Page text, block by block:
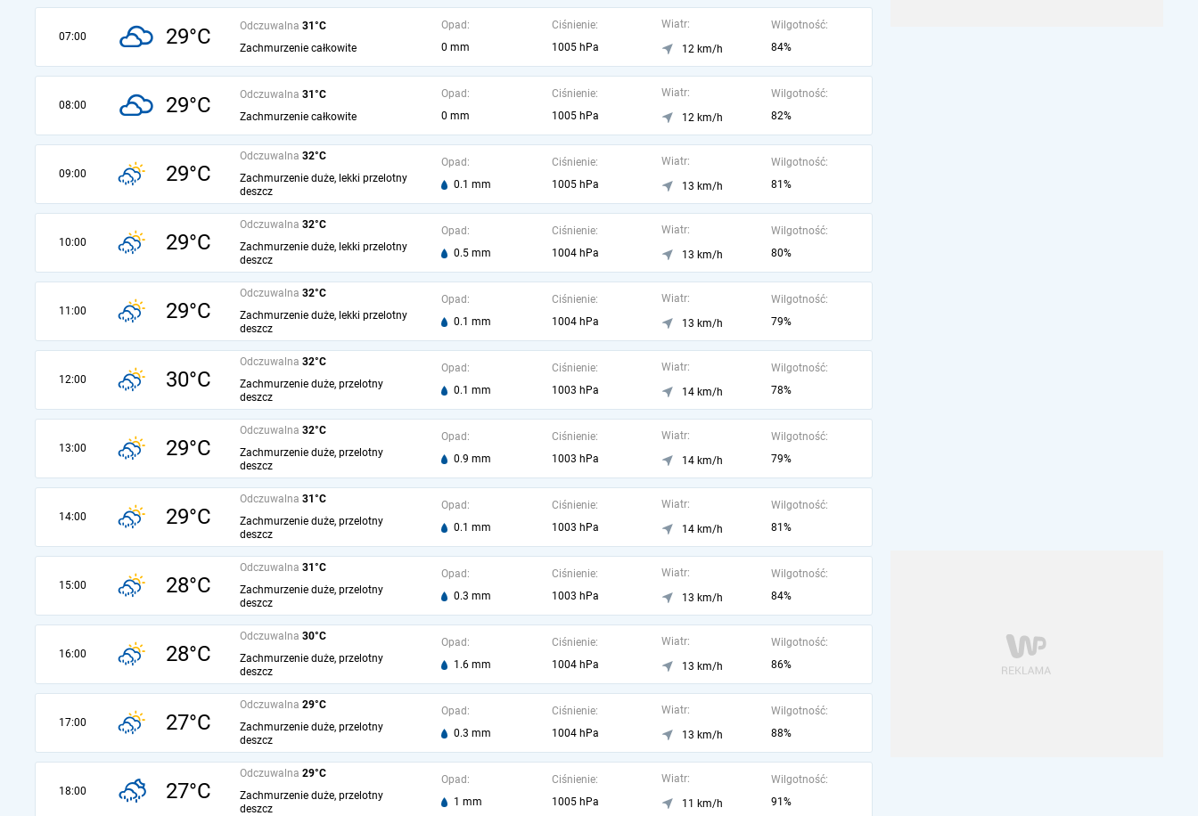
07:00 29°C Odczuwalna 31°C
Zachmurzenie całkowite
Opad:
0 mm
Ciśnienie:
1005 hPa
Wiatr:
12 km/h
Wilgotność:
84%
08:00 29°C Odczuwalna 31°C
Zachmurzenie całkowite
Opad:
0 mm
Ciśnienie:
1005 hPa
Wiatr:
12 km/h
Wilgotność:
82%
09:00 29°C
Odczuwalna 32°C
Zachmurzenie duże, lekki przelotny
deszcz
Opad:
0.1 mm
Ciśnienie:
1005 hPa
Wiatr:
13 km/h
Wilgotność:
81%
10:00 29°C
Odczuwalna 32°C
Zachmurzenie duże, lekki przelotny
deszcz
Opad:
0.5 mm
Ciśnienie:
1004 hPa
Wiatr:
13 km/h
Wilgotność:
80%
11:00 29°C
Odczuwalna 32°C
Zachmurzenie duże, lekki przelotny
deszcz
Opad:
0.1 mm
Ciśnienie:
1004 hPa
Wiatr:
13 km/h
Wilgotność:
79%
12:00 30°C
Odczuwalna 32°C
Zachmurzenie duże, przelotny
deszcz
Opad:
0.1 mm
Ciśnienie:
1003 hPa
Wiatr:
14 km/h
Wilgotność:
78%
13:00 29°C
Odczuwalna 32°C
Zachmurzenie duże, przelotny
deszcz
Opad:
0.9 mm
Ciśnienie:
1003 hPa
Wiatr:
14 km/h
Wilgotność:
79%
14:00 29°C
Odczuwalna 31°C
Zachmurzenie duże, przelotny
deszcz
Opad:
0.1 mm
Ciśnienie:
1003 hPa
Wiatr:
14 km/h
Wilgotność:
81%
15:00 28°C
Odczuwalna 31°C
Zachmurzenie duże, przelotny
deszcz
Opad:
0.3 mm
Ciśnienie:
1003 hPa
Wiatr:
13 km/h
Wilgotność:
84%
16:00 28°C
Odczuwalna 30°C
Zachmurzenie duże, przelotny
deszcz
Opad:
1.6 mm
Ciśnienie:
1004 hPa
Wiatr:
13 km/h
Wilgotność:
86%
17:00 27°C
Odczuwalna 29°C
Zachmurzenie duże, przelotny
deszcz
Opad:
0.3 mm
Ciśnienie:
1004 hPa
Wiatr:
13 km/h
Wilgotność:
88%
18:00 27°C
Odczuwalna 29°C
Zachmurzenie duże, przelotny
deszcz
Opad:
1 mm
Ciśnienie:
1005 hPa
Wiatr:
11 km/h
Wilgotność:
91%